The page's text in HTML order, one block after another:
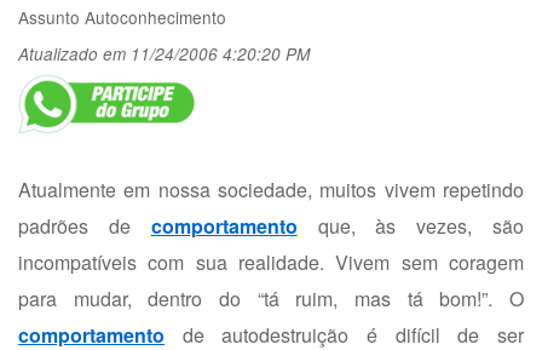
Assunto Autoconhecimento
Atualizado em 11/24/2006 4:20:20 PM
Atualmente em nossa sociedade, muitos vivem repetindo
padrões de comportamento que, às vezes, são
incompatíveis com sua realidade. Vivem sem coragem
para mudar, dentro do “tá ruim, mas tá bom!”. O
comportamento de autodestruição é difícil de ser